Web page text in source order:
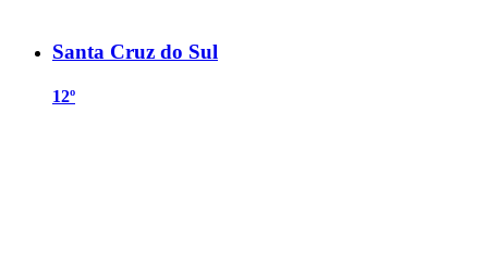
Santa Cruz do Sul
12º